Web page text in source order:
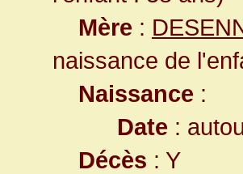
Mère :
naissance de
Naissance :
Date :
Décès : Y